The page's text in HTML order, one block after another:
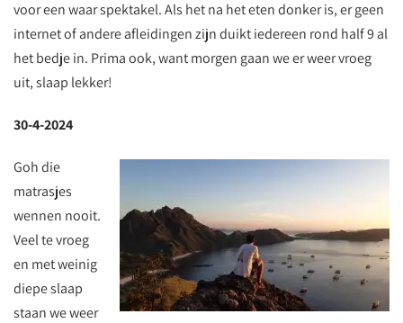
voor een waar spektakel. Als het na het eten donker is, er geen
internet of andere afleidingen zijn duikt iedereen rond half 9 al
het bedje in. Prima ook, want morgen gaan we er weer vroeg
uit, slaap lekker!
30-4-2024
Goh die
matrasjes
wennen nooit.
Veel te vroeg
en met weinig
diepe slaap
staan we weer